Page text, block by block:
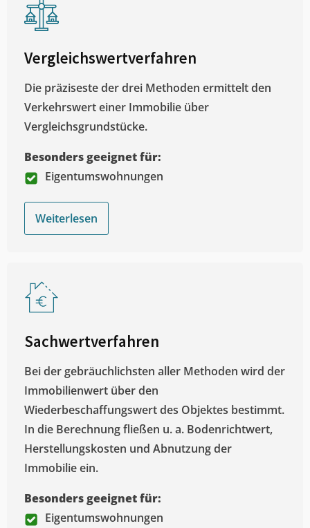
Vergleichswertverfahren
Die präziseste der drei Methoden ermittelt den
Verkehrswert einer Immobilie über
Vergleichsgrundstücke.
Besonders geeignet für:
Eigentumswohnungen
Weiterlesen
Sachwertverfahren
Bei der gebräuchlichsten aller Methoden wird der
Immobilienwert über den
Wiederbeschaffungswert des Objektes bestimmt.
In die Berechnung fließen u. a. Bodenrichtwert,
Herstellungskosten und Abnutzung der
Immobilie ein.
Besonders geeignet für:
Eigentumswohnungen